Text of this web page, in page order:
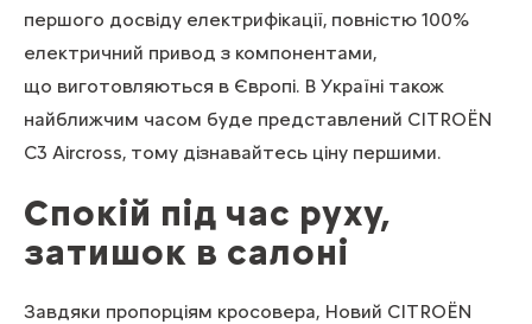
першого досвіду електрифікації, повністю 100%
електричний привод з компонентами,
що виготовляються в Європі. В Україні також
найближчим часом буде представлений CITROЁN
C3 Aircross, тому дізнавайтесь ціну першими.
Спокій під час руху,
затишок в салоні
Завдяки пропорціям кросовера, Новий CITROЁN